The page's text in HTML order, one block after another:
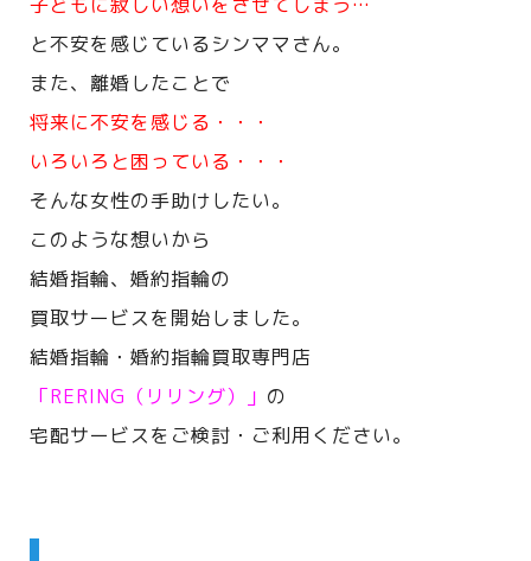
と不安を感じているシンママさん。
また、離婚したことで
将来に不安を感じる・・・
いろいろと困っている・・・
そんな女性の手助けしたい。
このような想いから
結婚指輪、婚約指輪の
買取サービスを開始しました。
結婚指輪・婚約指輪買取専門店
「RERING（リリング）」 の
宅配サービスをご検討・ご利用ください。